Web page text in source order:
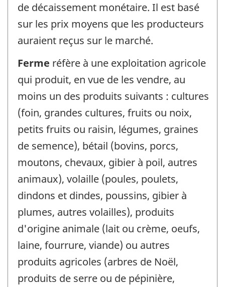
de décaissement monétaire. Il est basé
sur les prix moyens que les producteurs
auraient reçus sur le marché.
Ferme réfère à une exploitation agricole
qui produit, en vue de les vendre, au
moins un des produits suivants : cultures
(foin, grandes cultures, fruits ou noix,
petits fruits ou raisin, légumes, graines
de semence), bétail (bovins, porcs,
moutons, chevaux, gibier à poil, autres
animaux), volaille (poules, poulets,
dindons et dindes, poussins, gibier à
plumes, autres volailles), produits
d'origine animale (lait ou crème, oeufs,
laine, fourrure, viande) ou autres
produits agricoles (arbres de Noël,
produits de serre ou de pépinière,